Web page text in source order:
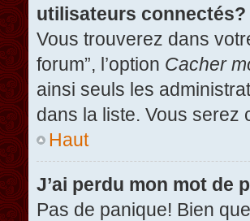
utilisateurs connectés?
Vous trouverez dans
forum”, l’option Cacher
ainsi seuls les
dans la liste. Vous serez
Haut
J’ai perdu mon mot de
Pas de panique! Bien